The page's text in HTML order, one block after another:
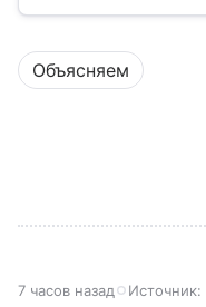
Объясняем
7 часов назад Источник: